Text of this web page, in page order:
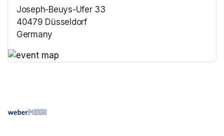
Joseph-Beuys-Ufer 33
40479 Düsseldorf
Germany